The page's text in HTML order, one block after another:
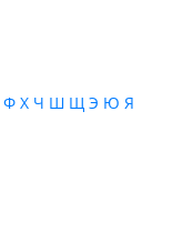
Ф Х Ч Ш Щ Э Ю Я